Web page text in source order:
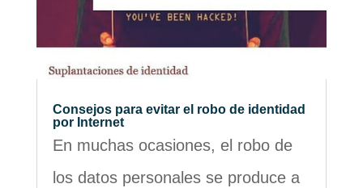
Consejos para evitar el robo de identidad
por Internet
En muchas ocasiones, el robo de
los datos personales se produce a